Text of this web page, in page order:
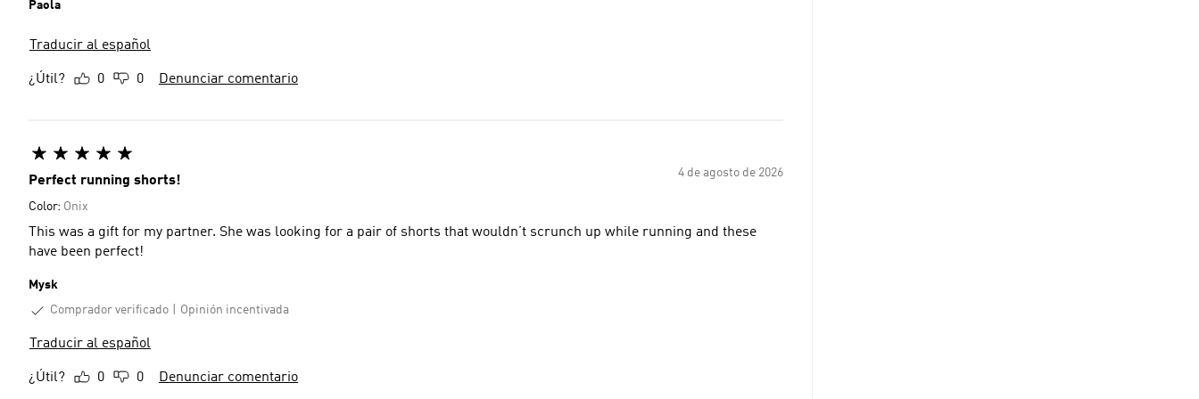
Paola
Traducir al español
¿Útil? 0 0 Denunciar comentario
4 de agosto de 2026
Perfect running shorts!
Color: Onix
This was a gift for my partner. She was looking for a pair of shorts that wouldn’t scrunch up while running and these
have been perfect!
Mysk
Comprador verificado
Opinión incentivada
Traducir al español
¿Útil? 0 0 Denunciar comentario